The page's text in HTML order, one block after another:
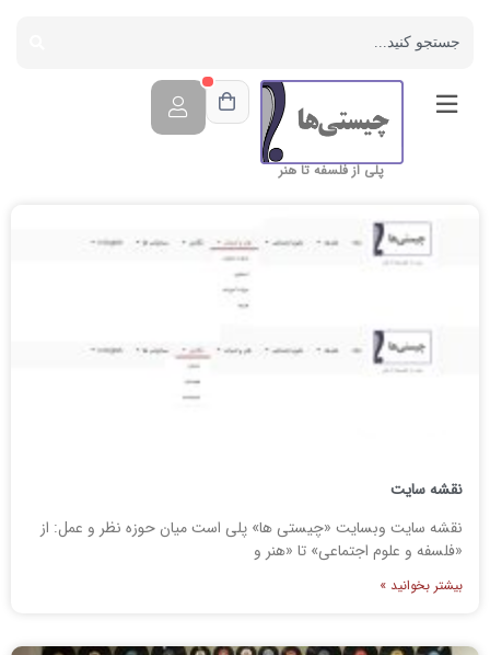
پلی از فلسفه تا هنر
نقشه سایت
نقشه سایت وبسایت «چیستی ها» پلی است میان حوزه نظر و عمل: از
«فلسفه و علوم اجتماعی» تا «هنر و
بیشتر بخوانید »